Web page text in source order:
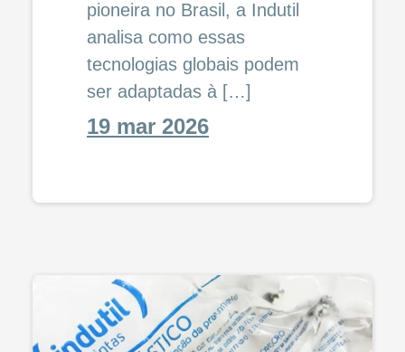
pioneira no Brasil, a Indutil
analisa como essas
tecnologias globais podem
ser adaptadas à […]
19 mar 2026